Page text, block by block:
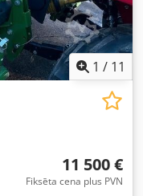
1 / 11
11 500 €
Fiksēta cena plus PVN